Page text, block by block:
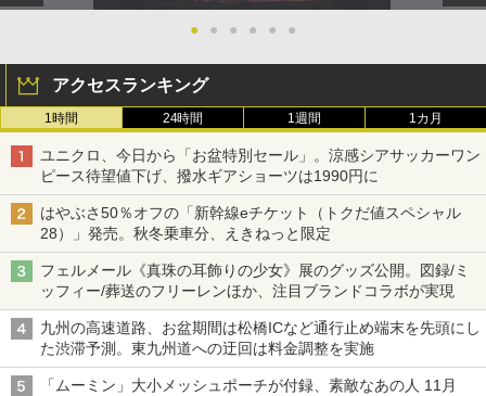
● ● ● ● ● ●
アクセスランキング
1時間 24時間 1週間 1カ月
ユニクロ、今日から「お盆特別セール」。涼感シアサッカーワン
ピース待望値下げ、撥水ギアショーツは1990円に
はやぶさ50％オフの「新幹線eチケット（トクだ値スペシャル
28）」発売。秋冬乗車分、えきねっと限定
フェルメール《真珠の耳飾りの少女》展のグッズ公開。図録/ミ
ッフィー/葬送のフリーレンほか、注目ブランドコラボが実現
九州の高速道路、お盆期間は松橋ICなど通行止め端末を先頭にし
た渋滞予測。東九州道への迂回は料金調整を実施
「ムーミン」大小メッシュポーチが付録、素敵なあの人 11月